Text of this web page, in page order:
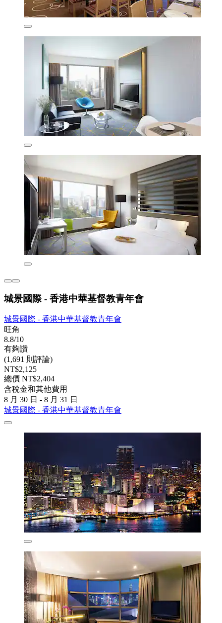
城景國際 - 香港中華基督教青年會
城景國際 - 香港中華基督教青年會
旺角
8.8/10
有夠讚
(1,691 則評論)
NT$2,125
總價 NT$2,404
含稅金和其他費用
8 月 30 日 - 8 月 31 日
城景國際 - 香港中華基督教青年會